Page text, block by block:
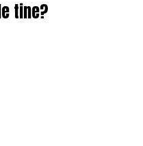
tine?